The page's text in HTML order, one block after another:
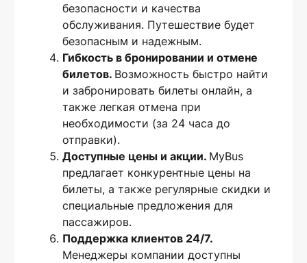
безопасности и качества
обслуживания. Путешествие будет
безопасным и надежным.
Гибкость в бронировании и отмене
билетов. Возможность быстро найти
и забронировать билеты онлайн, а
также легкая отмена при
необходимости (за 24 часа до
отправки).
Доступные цены и акции. MyBus
предлагает конкурентные цены на
билеты, а также регулярные скидки и
специальные предложения для
пассажиров.
Поддержка клиентов 24/7.
Менеджеры компании доступны